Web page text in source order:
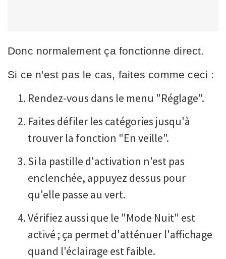
Donc normalement ça fonctionne direct.
Si ce n'est pas le cas, faites comme ceci :
Rendez-vous dans le menu "Réglage".
Faites défiler les catégories jusqu'à
trouver la fonction "En veille".
Si la pastille d'activation n'est pas
enclenchée, appuyez dessus pour
qu'elle passe au vert.
Vérifiez aussi que le "Mode Nuit" est
activé ; ça permet d'atténuer l'affichage
quand l'éclairage est faible.